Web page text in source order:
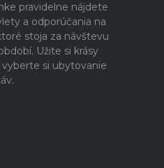
pravidelne nájdete
a odporúčania na
stoja za návštevu
Užite si krásy
vyberte si ubytovanie